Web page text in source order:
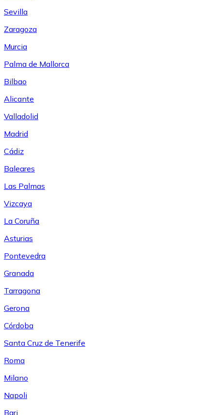
Sevilla
Zaragoza
Murcia
Palma de Mallorca
Bilbao
Alicante
Valladolid
Madrid
Cádiz
Baleares
Las Palmas
Vizcaya
La Coruña
Asturias
Pontevedra
Granada
Tarragona
Gerona
Córdoba
Santa Cruz de Tenerife
Roma
Milano
Napoli
Bari